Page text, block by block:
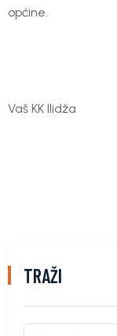
općine.
Vaš KK Ilidža
TRAŽI